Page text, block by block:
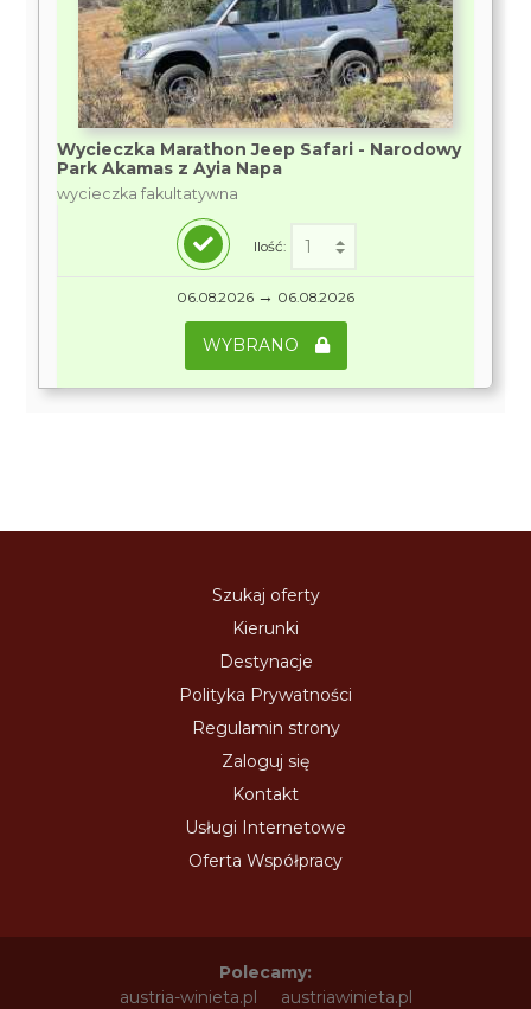
Wycieczka Marathon Jeep Safari - Narodowy
Park Akamas z Ayia Napa
wycieczka fakultatywna
Ilość:
06.08.2026 → 06.08.2026
WYBRANO
Szukaj oferty
Kierunki
Destynacje
Polityka Prywatności
Regulamin strony
Zaloguj się
Kontakt
Usługi Internetowe
Oferta Współpracy
Polecamy:
austria-winieta.pl
austriawinieta.pl